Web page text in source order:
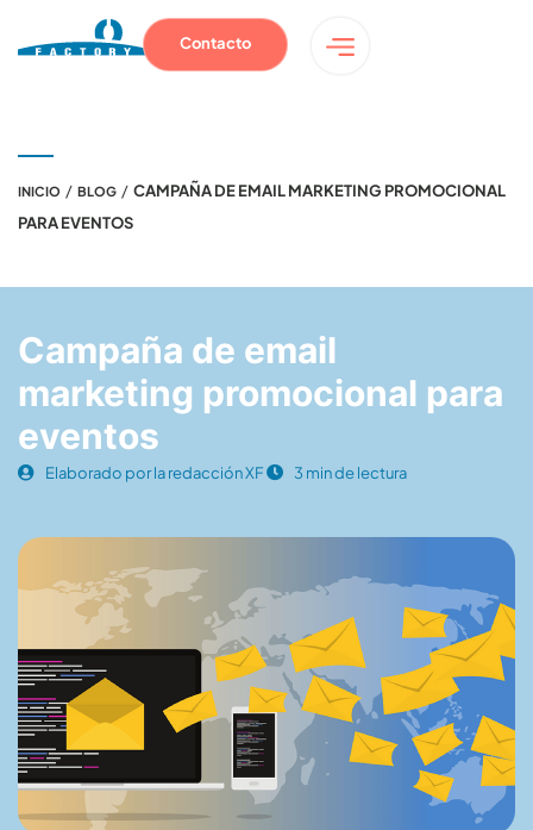
Contacto
INICIO / BLOG / CAMPAÑA DE EMAIL MARKETING PROMOCIONAL
PARA EVENTOS
Campaña de email
marketing promocional para
eventos
Elaborado por la redacción XF 3 min de lectura